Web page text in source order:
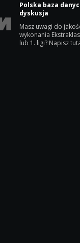
Polska baza
dyskusja
Masz uwagi do
wykonania
lub 1. ligi? Napisz